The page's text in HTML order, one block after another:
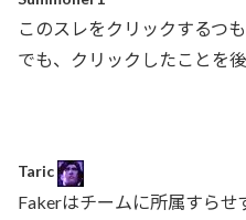
このスレをクリックするつ
でも、クリックしたことを
Taric
Fakerはチームに所属すら